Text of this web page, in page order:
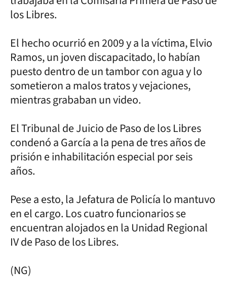
los Libres.
El hecho ocurrió en 2009 y a la víctima, Elvio
Ramos, un joven discapacitado, lo habían
puesto dentro de un tambor con agua y lo
sometieron a malos tratos y vejaciones,
mientras grababan un video.
El Tribunal de Juicio de Paso de los Libres
condenó a García a la pena de tres años de
prisión e inhabilitación especial por seis
años.
Pese a esto, la Jefatura de Policía lo mantuvo
en el cargo. Los cuatro funcionarios se
encuentran alojados en la Unidad Regional
IV de Paso de los Libres.
(NG)